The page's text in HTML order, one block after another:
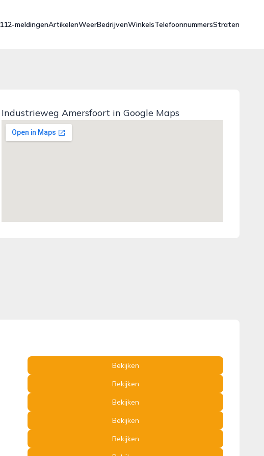
112-meldingenArtikelenWeerBedrijvenWinkelsTelefoonnummersStraten
Industrieweg Amersfoort in Google Maps
Bekijken
Bekijken
Bekijken
Bekijken
Bekijken